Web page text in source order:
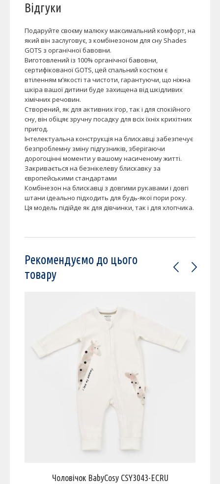
Відгуки
Подаруйте своєму малюку максимальний комфорт, на
який він заслуговує, з комбінезоном для сну Shades
GOTS з органічної бавовни.
Виготовлений із 100% органічної бавовни,
сертифікованої GOTS, цей спальний костюм є
втіленням м’якості та чистоти, гарантуючи, що ніжна
шкіра вашої дитини буде захищена від шкідливих
хімічних речовин.
Створений, як для активних ігор, так і для спокійного
сну, він обіцяє зручну посадку для всіх їхніх крихітних
пригод.
Інтелектуальна конструкція на блискавці забезпечує
безпроблемну зміну підгузників, зберігаючи
дорогоцінні моменти у вашому насиченому житті.
Закривається на безнікелеву блискавку за
європейськими стандартами
Комбінезон на блискавці з довгими рукавами і довгі
штани ідеально підходить для будь-якої пори року.
Ця модель підійде як для дівчинки, так і для хлопчика.
Рекомендуємо до цього
товару
Чоловічок BabyCosy CSY3043-ECRU